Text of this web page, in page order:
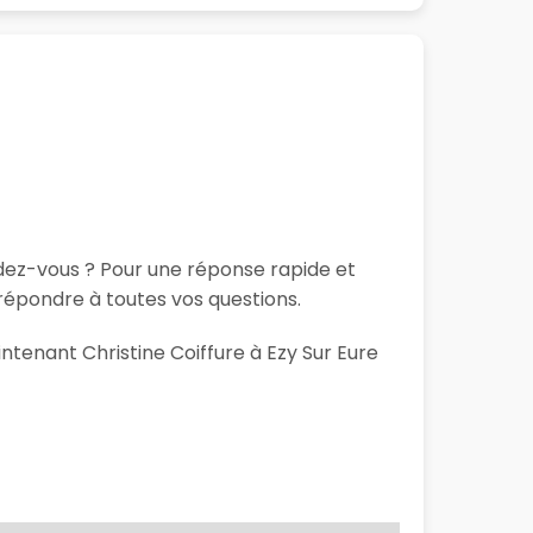
vous ? Pour une réponse rapide et
à toutes vos questions.
Christine Coiffure à Ezy Sur Eure